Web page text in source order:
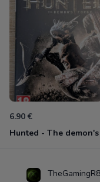
6.90 €